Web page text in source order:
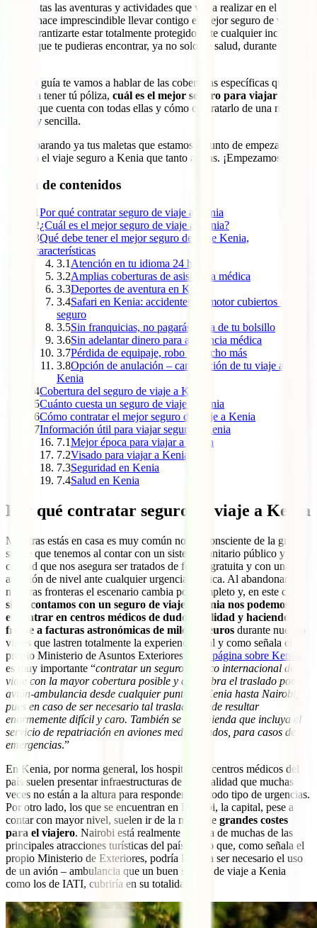
Son tantas las aventuras y actividades que vas a realizar en el país
que se hace imprescindible llevar contigo el mejor seguro de viaje
para garantizarte estar totalmente protegido ante cualquier incidente
con el que te pudieras encontrar, ya no solo de salud, durante tu
En esta guía te vamos a hablar de las coberturas específicas que
necesita tener tú póliza, cuál es el mejor seguro para viajar a
que cuenta con todas ellas y cómo contratarlo de una manera
rápida y sencilla.
Ve preparando ya tus maletas que estamos a punto de empezar
contigo el viaje seguro a Kenia que tanto ansías. ¡Empezamos!
Tabla de contenidos
1Por qué contratar seguro de viaje a Kenia
2¿Cuál es el mejor seguro de viaje a Kenia?
3Qué debe tener el mejor seguro de viaje Kenia,
características
3.1 Atención en tu idioma 24 horas
3.2Amplias coberturas de asistencia médica
3.3Deportes de aventura en Kenia
3.4Safari en Kenia: accidentes de motor cubiertos en tu
seguro
3.5Sin franquicias, no pagarás nada de tu bolsillo
3.6Sin adelantar dinero para asistencia médica
3.7Pérdida de equipaje, robo y mucho más
3.8Opción de anulación – cancelación de tu viaje a
Kenia
4Cobertura del seguro de viaje a Kenia
5Cuánto cuesta un seguro de viaje a Kenia
6Cómo contratar el mejor seguro de viaje a Kenia
7Información útil para viajar seguro a Kenia
7.1Mejor época para viajar a Kenia
7.2Visado para viajar a Kenia
7.3Seguridad en Kenia
7.4Salud en Kenia
Por qué contratar seguro de viaje a Kenia
Mientras estás en casa es muy común no ser consciente de la gran
suerte que tenemos al contar con un sistema sanitario público y de
calidad que nos asegura ser tratados de forma gratuita y con una
atención de nivel ante cualquier urgencia médica. Al abandonar
nuestras fronteras el escenario cambia por completo y, en este caso,
si no contamos con un seguro de viaje a Kenia nos podemos
encontrar en centros médicos de dudosa calidad y haciendo
frente a facturas astronómicas de miles de euros durante nuestro
viajes que lastren totalmente la experiencia. Tal y como señala el
propio Ministerio de Asuntos Exteriores en
su página sobre Kenia
es muy importante “contratar un seguro médico internacional de
viaje con la mayor cobertura posible y que cubra el traslado por
avión-ambulancia desde cualquier punto de Kenia hasta Nairobi,
pues en caso de ser necesario tal traslado puede resultar
enormemente difícil y caro. También se recomienda que incluya el
servicio de repatriación en aviones medicalizados, para casos de
emergencias.”
En Kenia, por norma general, los hospitales y centros médicos del
país suelen presentar infraestructuras de baja calidad que muchas
veces no están a la altura para responder ante todo tipo de urgencias.
Por otro lado, los que se encuentran en Nairobi, la capital, pese a
contar con mayor nivel, suelen ir de la mano de grandes costes
para el viajero. Nairobi está realmente alejada de muchas de las
principales atracciones turísticas del país por lo que, como señala el
propio Ministerio de Exteriores, podría llegar a ser necesario el uso
de un avión – ambulancia que un buen seguro de viaje a Kenia
como los de IATI, cubriría en su totalidad.